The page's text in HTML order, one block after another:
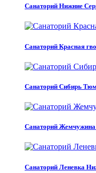
Санаторий Нижние
Санаторий Красная
Санаторий Сибирь
Санаторий
Санаторий Леневка